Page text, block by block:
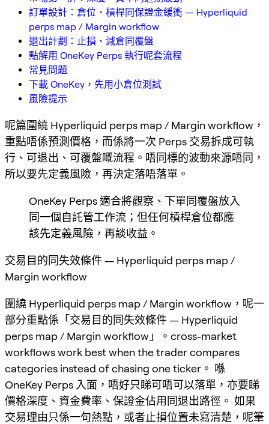
訂單設計：倉位、槓桿同保證金緩衝 — Hyperliquid
perps map / Margin workflow
退出計劃：止損、減倉同覆盤
點解用 OneKey Perps 執行呢套流程
常見問題
下載 OneKey，先用小倉位測試
風險提示
呢篇圍繞 Hyperliquid perps map / Margin workflow，
重點唔係預測價格，而係將一次 Perps 交易拆成可執
行、可退出、可覆盤嘅流程。唔同標的波動來源唔同，
所以要先定義風險，再決定落唔落單。
OneKey Perps 適合將觀察、下單同覆盤放入
同一個自託管工作流；但任何槓桿倉位都應
該先定義風險，再談收益。
交易目的同失效條件 — Hyperliquid perps map /
Margin workflow
圍繞 Hyperliquid perps map / Margin workflow，呢一
部分重點係「交易目的同失效條件 — Hyperliquid
perps map / Margin workflow」。cross-market
workflows work best when the trader compares
categories instead of chasing one ticker。 喺
OneKey Perps 入面，唔好只睇可唔可以落單，亦要睇
價格深度、資金費率、保證金佔用同退出路徑。 如果
交易理由只係一句熱點，或者止損位置未寫清楚，呢筆